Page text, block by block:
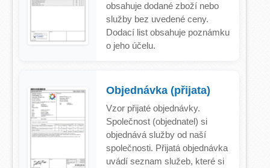
obsahuje dodané zboží nebo
služby bez uvedené ceny.
Dodací list obsahuje poznámku
o jeho účelu.
Objednávka (přijata)
Vzor přijaté objednávky.
Společnost (objednatel) si
objednává služby od naší
společnosti. Přijatá objednávka
uvádí seznam služeb, které si